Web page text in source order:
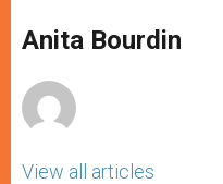
p
p
g
e
o
k
r
Anita Bourdin
View all articles